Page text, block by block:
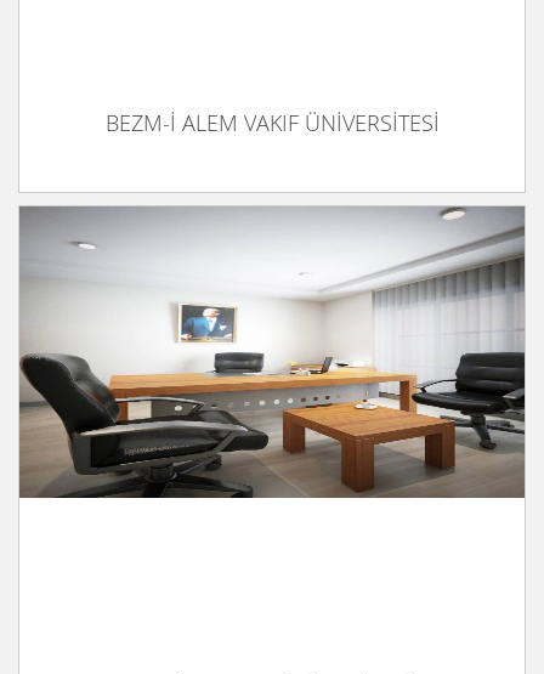
BEZM-İ ALEM VAKIF ÜNİVERSİTESİ
CANİK BAŞARI ÜNİVERSİTESİ